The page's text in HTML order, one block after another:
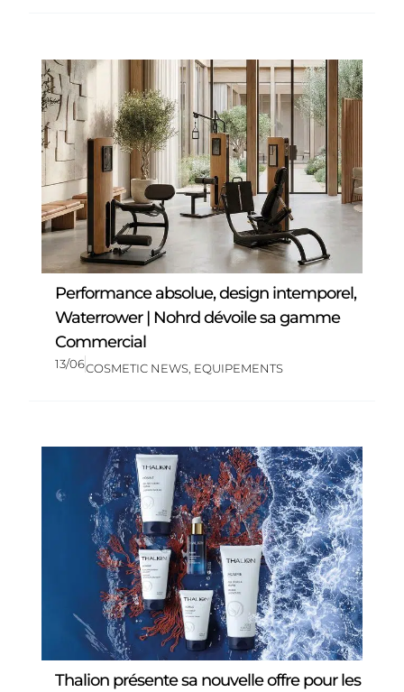
Performance absolue, design intemporel,
Waterrower | Nohrd dévoile sa gamme
Commercial
13/06COSMETIC NEWS, EQUIPEMENTS
Thalion présente sa nouvelle offre pour les